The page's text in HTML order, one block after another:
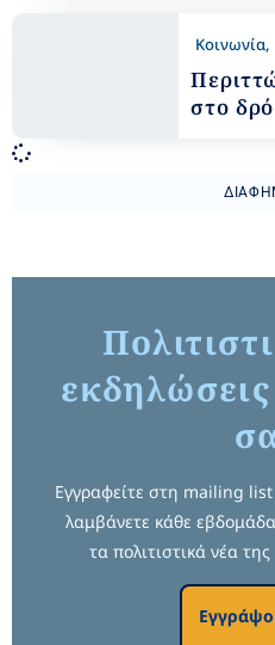
Κοινωνία,
στο
Εγγραφείτε στη mailing
λαμβάνετε κάθε
τα πολιτιστικά νέα